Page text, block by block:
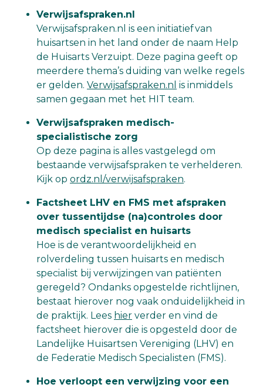
Verwijsafspraken.nl
Verwijsafspraken.nl is een initiatief van
huisartsen in het land onder de naam Help
de Huisarts Verzuipt. Deze pagina geeft op
meerdere thema’s duiding van welke regels
er gelden. Verwijsafspraken.nl is inmiddels
samen gegaan met het HIT team.
Verwijsafspraken medisch-
specialistische zorg
Op deze pagina is alles vastgelegd om
bestaande verwijsafspraken te verhelderen.
Kijk op ordz.nl/verwijsafspraken.
Factsheet LHV en FMS met afspraken
over tussentijdse (na)controles door
medisch specialist en huisarts
Hoe is de verantwoordelijkheid en
rolverdeling tussen huisarts en medisch
specialist bij verwijzingen van patiënten
geregeld? Ondanks opgestelde richtlijnen,
bestaat hierover nog vaak onduidelijkheid in
de praktijk. Lees hier verder en vind de
factsheet hierover die is opgesteld door de
Landelijke Huisartsen Vereniging (LHV) en
de Federatie Medisch Specialisten (FMS).
Hoe verloopt een verwijzing voor een